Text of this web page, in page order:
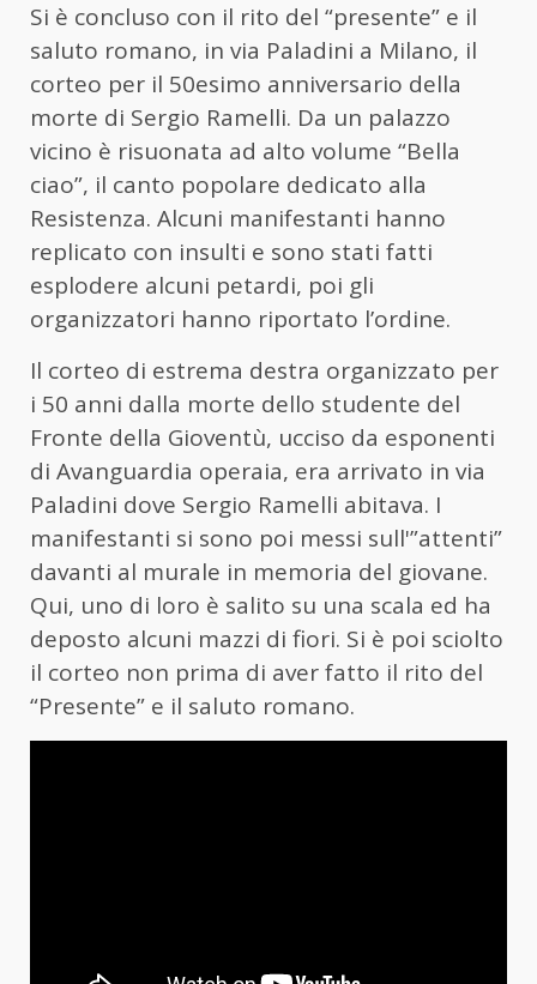
Si è concluso con il rito del “presente” e il
saluto romano, in via Paladini a Milano, il
corteo per il 50esimo anniversario della
morte di Sergio Ramelli. Da un palazzo
vicino è risuonata ad alto volume “Bella
ciao”, il canto popolare dedicato alla
Resistenza. Alcuni manifestanti hanno
replicato con insulti e sono stati fatti
esplodere alcuni petardi, poi gli
organizzatori hanno riportato l’ordine.
Il corteo di estrema destra organizzato per
i 50 anni dalla morte dello studente del
Fronte della Gioventù, ucciso da esponenti
di Avanguardia operaia, era arrivato in via
Paladini dove Sergio Ramelli abitava. I
manifestanti si sono poi messi sull'”attenti”
davanti al murale in memoria del giovane.
Qui, uno di loro è salito su una scala ed ha
deposto alcuni mazzi di fiori. Si è poi sciolto
il corteo non prima di aver fatto il rito del
“Presente” e il saluto romano.